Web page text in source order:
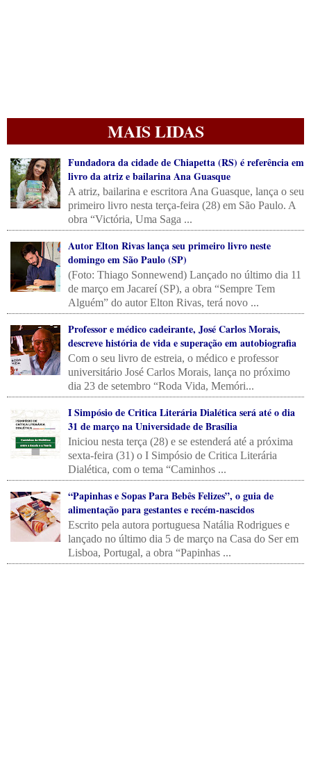
MAIS LIDAS
Fundadora da cidade de Chiapetta (RS) é referência em
livro da atriz e bailarina Ana Guasque
A atriz, bailarina e escritora Ana Guasque, lança o seu
primeiro livro nesta terça-feira (28) em São Paulo. A
obra “Victória, Uma Saga ...
Autor Elton Rivas lança seu primeiro livro neste
domingo em São Paulo (SP)
(Foto: Thiago Sonnewend) Lançado no último dia 11
de março em Jacareí (SP), a obra “Sempre Tem
Alguém” do autor Elton Rivas, terá novo ...
Professor e médico cadeirante, José Carlos Morais,
descreve história de vida e superação em autobiografia
Com o seu livro de estreia, o médico e professor
universitário José Carlos Morais, lança no próximo
dia 23 de setembro “Roda Vida, Memóri...
I Simpósio de Critica Literária Dialética será até o dia
31 de março na Universidade de Brasília
Iniciou nesta terça (28) e se estenderá até a próxima
sexta-feira (31) o I Simpósio de Critica Literária
Dialética, com o tema “Caminhos ...
“Papinhas e Sopas Para Bebês Felizes”, o guia de
alimentação para gestantes e recém-nascidos
Escrito pela autora portuguesa Natália Rodrigues e
lançado no último dia 5 de março na Casa do Ser em
Lisboa, Portugal, a obra “Papinhas ...